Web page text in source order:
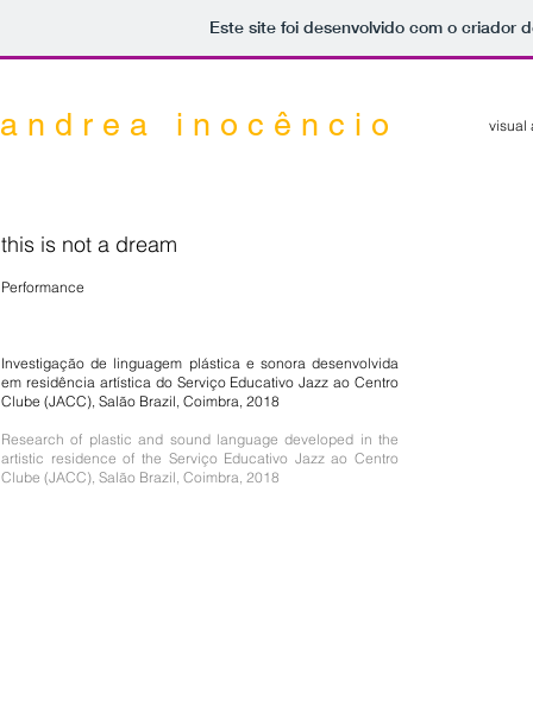
Este site foi desenvolvido com o criador
a n d r e a i n o c ê n c i o visual
this is not a dream
Performance
Investigação de linguagem plástica e sonora desenvolvida
em residência artística do Serviço Educativo Jazz ao Centro
Clube (JACC), Salão Brazil, Coimbra, 2018
Research of plastic and sound language developed in the
artistic residence of the Serviço Educativo Jazz ao Centro
Clube (JACC), Salão Brazil, Coimbra, 2018